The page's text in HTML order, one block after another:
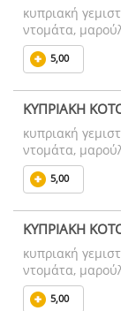
κυπριακή
ντομάτα,
5,00
ΚΥΠΡΙΑΚΗ
κυπριακή
ντομάτα,
5,00
ΚΥΠΡΙΑΚΗ
κυπριακή
ντομάτα,
5,00